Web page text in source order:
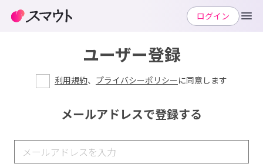
ユーザー登録
利用規約、 プライバシーポリシーに同意します
メールアドレスで登録する
ログイン